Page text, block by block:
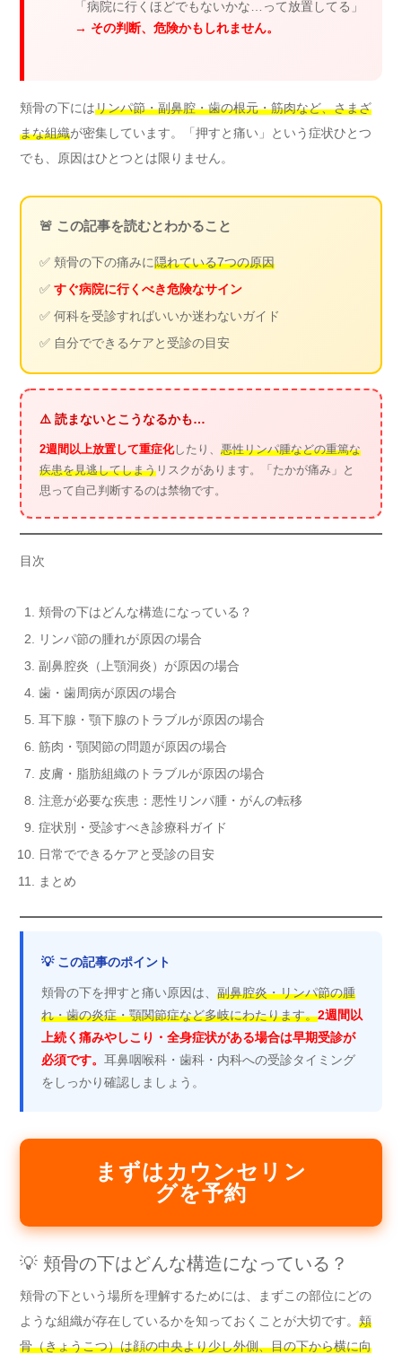
「病院に行くほどでもないかな…って放置してる」
→ その判断、危険かもしれません。
頬骨の下にはリンパ節・副鼻腔・歯の根元・筋肉など、さまざ
まな組織が密集しています。「押すと痛い」という症状ひとつ
でも、原因はひとつとは限りません。
🚨 この記事を読むとわかること
✅ 頬骨の下の痛みに隠れている7つの原因
✅ すぐ病院に行くべき危険なサイン
✅ 何科を受診すればいいか迷わないガイド
✅ 自分でできるケアと受診の目安
⚠️ 読まないとこうなるかも…
2週間以上放置して重症化したり、 悪性リンパ腫などの重篤な
疾患を見逃してしまう リスクがあります。「たかが痛み」と
思って自己判断するのは禁物です。
目次
頬骨の下はどんな構造になっている？
リンパ節の腫れが原因の場合
副鼻腔炎（上顎洞炎）が原因の場合
歯・歯周病が原因の場合
耳下腺・顎下腺のトラブルが原因の場合
筋肉・顎関節の問題が原因の場合
皮膚・脂肪組織のトラブルが原因の場合
注意が必要な疾患：悪性リンパ腫・がんの転移
症状別・受診すべき診療科ガイド
日常でできるケアと受診の目安
まとめ
💡 この記事のポイント
頬骨の下を押すと痛い原因は、 副鼻腔炎・リンパ節の腫
れ・歯の炎症・顎関節症など多岐にわたります。2週間以
上続く痛みやしこり・全身症状がある場合は早期受診が
必須です。 耳鼻咽喉科・歯科・内科への受診タイミング
をしっかり確認しましょう。
まずはカウンセリン
グを予約
💡 頬骨の下はどんな構造になっている？
頬骨の下という場所を理解するためには、まずこの部位にどの
ような組織が存在しているかを知っておくことが大切です。 頬
骨（きょうこつ）は顔の中央より少し外側、目の下から横に向